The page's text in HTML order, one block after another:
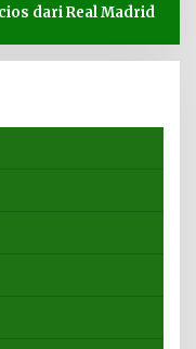
dari Real Madrid